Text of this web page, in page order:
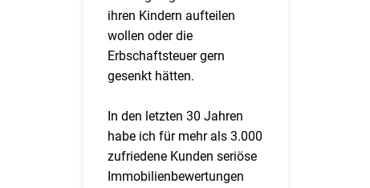
ihren Kindern aufteilen
wollen oder die
Erbschaftsteuer gern
gesenkt hätten.
In den letzten 30 Jahren
habe ich für mehr als 3.000
zufriedene Kunden seriöse
Immobilienbewertungen